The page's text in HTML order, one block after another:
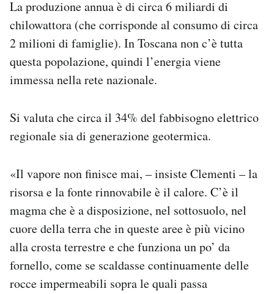
La produzione annua è di circa 6 miliardi di
chilowattora (che corrisponde al consumo di circa
2 milioni di famiglie). In Toscana non c’è tutta
questa popolazione, quindi l’energia viene
immessa nella rete nazionale.
Si valuta che circa il 34% del fabbisogno elettrico
regionale sia di generazione geotermica.
«Il vapore non finisce mai, – insiste Clementi – la
risorsa e la fonte rinnovabile è il calore. C’è il
magma che è a disposizione, nel sottosuolo, nel
cuore della terra che in queste aree è più vicino
alla crosta terrestre e che funziona un po’ da
fornello, come se scaldasse continuamente delle
rocce impermeabili sopra le quali passa